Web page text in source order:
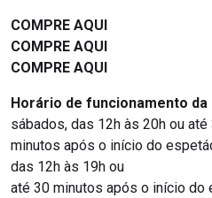
COMPRE AQUI
COMPRE AQUI
COMPRE AQUI
Horário de funcionamento
sábados, das 12h às 20h ou até
minutos após o início do
das 12h às 19h ou
até 30 minutos após o início do